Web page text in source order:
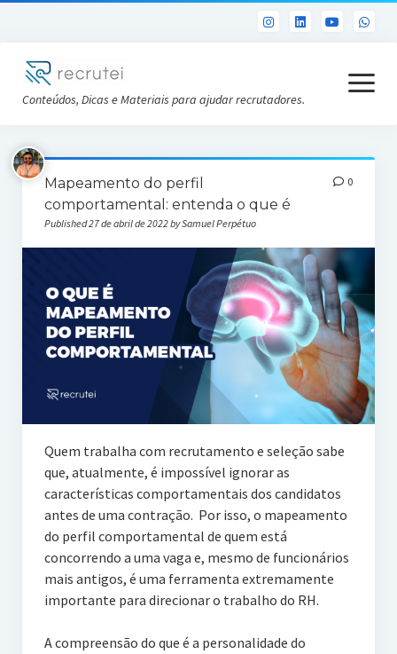
Conteúdos, Dicas e Materiais para ajudar recrutadores.
open
menu
Já sou Cliente
Conheça a Recrutei
Cursos RH gratuitos
Mapeamento do perfil
comportamental: entenda o que é
Published 27 de abril de 2022 by Samuel Perpétuo
0
Quem trabalha com recrutamento e seleção sabe
que, atualmente, é impossível ignorar as
características comportamentais dos candidatos
antes de uma contração. Por isso, o mapeamento
do perfil comportamental de quem está
concorrendo a uma vaga e, mesmo de funcionários
mais antigos, é uma ferramenta extremamente
importante para direcionar o trabalho do RH.
A compreensão do que é a personalidade do